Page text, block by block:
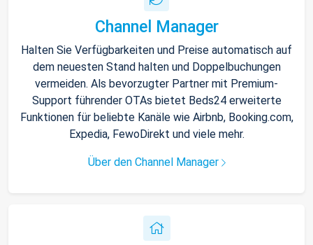
Channel Manager
Halten Sie Verfügbarkeiten und Preise automatisch auf
dem neuesten Stand halten und Doppelbuchungen
vermeiden. Als bevorzugter Partner mit Premium-
Support führender OTAs bietet Beds24 erweiterte
Funktionen für beliebte Kanäle wie Airbnb, Booking.com,
Expedia, FewoDirekt und viele mehr.
Über den Channel Manager